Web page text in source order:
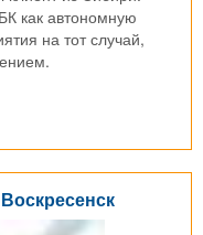
как автономную
на тот случай,